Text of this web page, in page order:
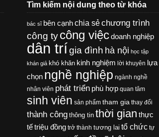
Tìm kiếm nội dung theo từ khóa
bác sĩ bên cạnhchia sẻchương trình
công tycông việcdoanh nghiệp
dân trígia đình hà nội học tập
khán giả khó khăn kinh nghiệm lời khuyên lựa
chọn nghề nghiệp ngành nghề
nhân viên phát triển phù hợp quan tâm
sinh viên sản phẩm tham gia thay đổi
thành công thông tin thời gian thực
tếtriệu đồng trở thành tương lai tổ chức tự